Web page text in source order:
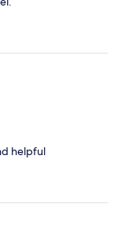
helpful